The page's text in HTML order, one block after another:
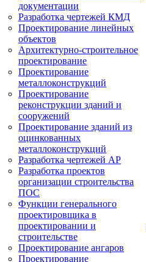
документации
Разработка чертежей КМД
Проектирование линейных
объектов
Архитектурно-строительное
проектирование
Проектирование
металлоконструкций
Проектирование
реконструкции зданий и
сооружений
Проектирование зданий из
оцинкованных
металлоконструкций
Разработка чертежей АР
Разработка проектов
организации строительства
ПОС
Функции генерального
проектировщика в
проектировании и
строительстве
Проектирование ангаров
Проектирование